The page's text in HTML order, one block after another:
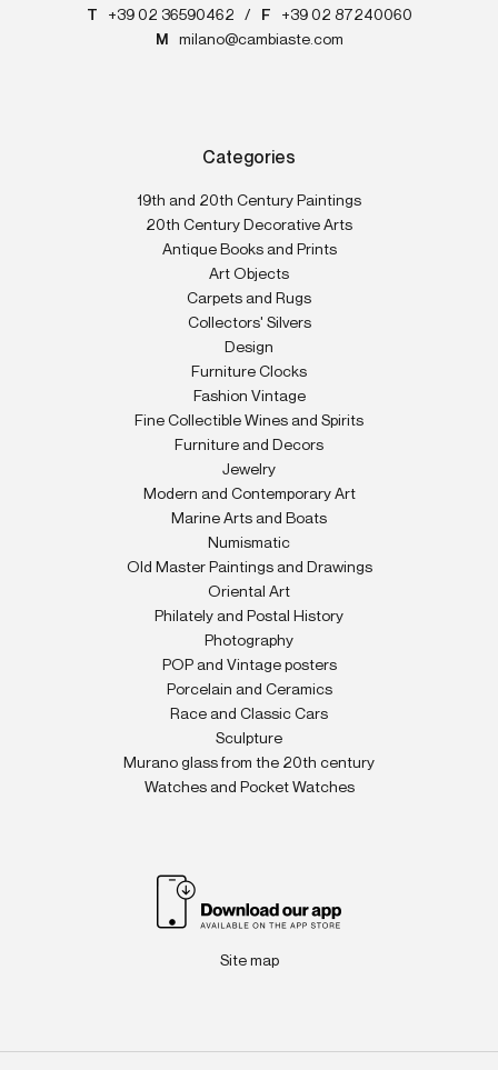
T
+39 02 36590462 / F
+39 02 87240060
M
milano@cambiaste.com
Categories
19th and 20th Century Paintings
20th Century Decorative Arts
Antique Books and Prints
Art Objects
Carpets and Rugs
Collectors' Silvers
Design
Furniture Clocks
Fashion Vintage
Fine Collectible Wines and Spirits
Furniture and Decors
Jewelry
Modern and Contemporary Art
Marine Arts and Boats
Numismatic
Old Master Paintings and Drawings
Oriental Art
Philately and Postal History
Photography
POP and Vintage posters
Porcelain and Ceramics
Race and Classic Cars
Sculpture
Murano glass from the 20th century
Watches and Pocket Watches
Site map